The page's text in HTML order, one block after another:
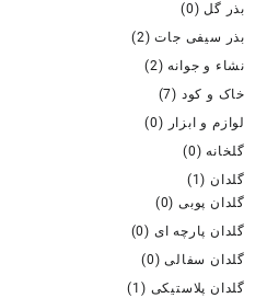
بذر گل (0)
بذر سیفی جات (2)
نشاء و جوانه (2)
خاک و کود (7)
لوازم و ابزار (0)
گلخانه (0)
گلدان (1)
گلدان پوبی (0)
گلدان پارچه ای (0)
گلدان سفالی (0)
گلدان پلاستیکی (1)